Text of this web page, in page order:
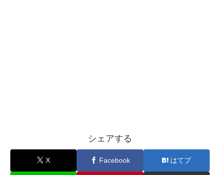
シェアする
X Facebook はてブ